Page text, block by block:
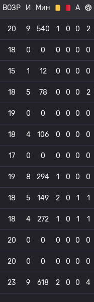
ВОЗР И Мин А
20 9 540 1 0 0 2
18 0 0 0 0 0 0
15 1 12 0 0 0 0
18 5 78 0 0 0 2
19 0 0 0 0 0 0
18 4 106 0 0 0 0
17 0 0 0 0 0 0
19 8 294 1 0 0 0
18 5 149 2 0 1 1
18 4 272 1 0 1 1
20 0 0 0 0 0 0
20 0 0 0 0 0 0
23 9 618 2 0 0 4